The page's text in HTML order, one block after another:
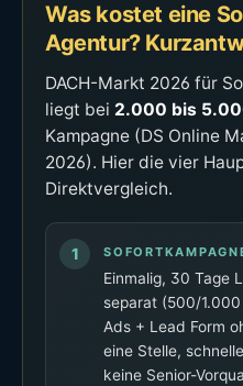
Was kostet eine
Agentur?
DACH-Markt 2026 für
liegt bei 2.000 bis
Kampagne (DS Online
2026). Hier die vier
Direktvergleich.
Einmalig, 30 Tage
separat (500/
Ads + Lead Form
eine Stelle,
keine Senior-